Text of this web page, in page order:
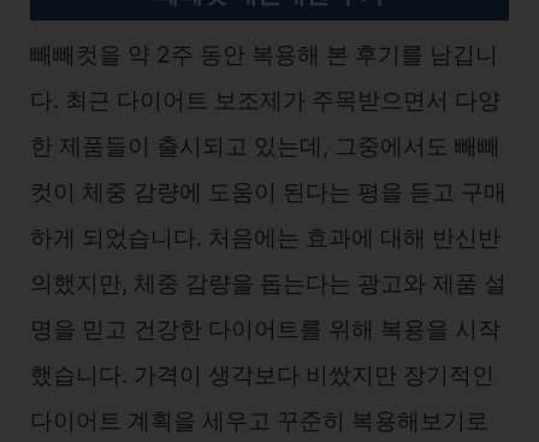
빼빼컷을 약 2주 동안 복용해 본 후기를 남깁니
다. 최근 다이어트 보조제가 주목받으면서 다양
한 제품들이 출시되고 있는데, 그중에서도 빼빼
컷이 체중 감량에 도움이 된다는 평을 듣고 구매
하게 되었습니다. 처음에는 효과에 대해 반신반
의했지만, 체중 감량을 돕는다는 광고와 제품 설
명을 믿고 건강한 다이어트를 위해 복용을 시작
했습니다. 가격이 생각보다 비쌌지만 장기적인
다이어트 계획을 세우고 꾸준히 복용해보기로